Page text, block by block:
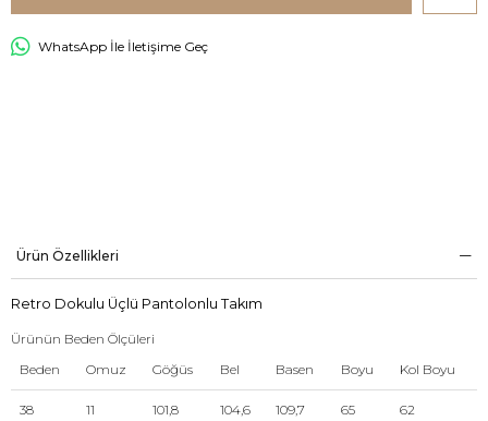
WhatsApp İle İletişime Geç
Ürün Özellikleri
Retro Dokulu Üçlü Pantolonlu Takım
Ürünün Beden Ölçüleri
Beden
Omuz Göğüs Bel Basen Boyu Kol Boyu
38 11 101,8 104,6 109,7 65 62